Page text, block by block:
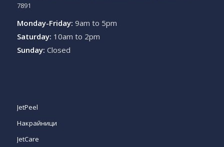
7891
Monday-Friday: 9am to 5pm
Saturday: 10am to 2pm
Sunday: Closed
JetPeel
Накрайници
JetCare